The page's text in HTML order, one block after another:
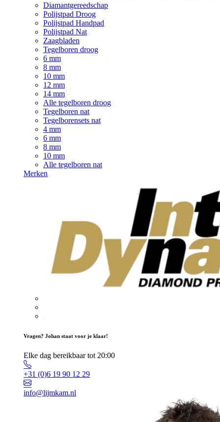
Diamantgereedschap
Polijstpad Droog
Polijstpad Handpad
Polijstpad Nat
Zaagbladen
Tegelboren droog
6 mm
8 mm
10 mm
12 mm
14 mm
Alle tegelboren droog
Tegelboren nat
Tegelborensets nat
4 mm
6 mm
8 mm
10 mm
Alle tegelboren nat
Merken
Vragen? Johan staat voor je klaar!
Elke dag bereikbaar tot 20:00
+31 (0)6 19 90 12 29
info@lijmkam.nl